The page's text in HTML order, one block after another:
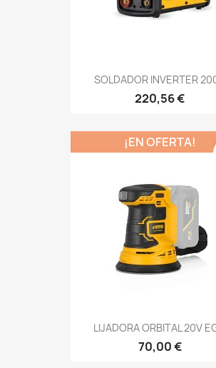
SOLDADOR INVERTER
220,56 €
LIJADORA ORBITAL 20V
70,00 €
¡EN OFERTA!